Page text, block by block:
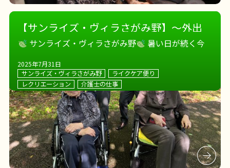
【サンライズ・ヴィラさがみ野】～外出
イベント実施中
～
サンライズ・ヴィラさがみ野
暑い日が続く今
の喧騒から離れ、自然を感じに外出
ホームからほ
ど近い「泉の森」へお出かけです！！ 緑豊かなエリ
アで心を癒されて、 昔ながら […]
2025年7月31日
サンライズ・ヴィラさがみ野
ライクケア便り
レクリエーション
介護士の仕事